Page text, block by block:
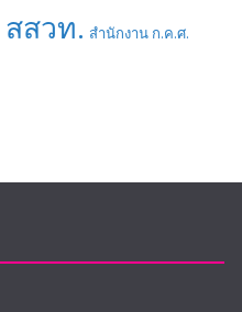
สสวท. สำนักงาน ก.ค.ศ.